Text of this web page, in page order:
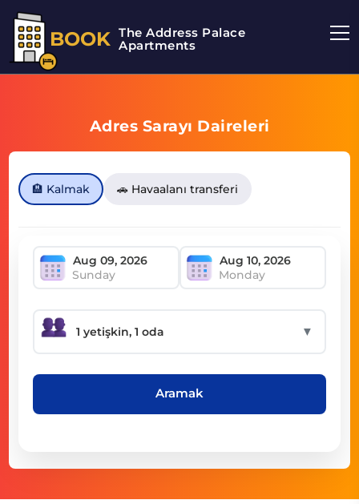
BOOK The Address Palace
Apartments
Adres Sarayı Daireleri
🏨 Kalmak 🚗 Havaalanı transferi
Sunday Monday
▼
Aramak